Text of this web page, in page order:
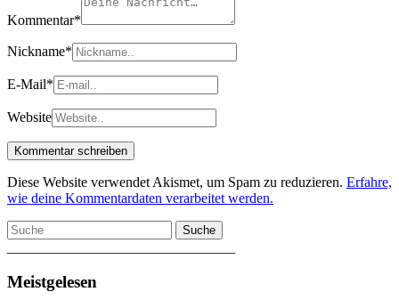
Kommentar*
Nickname*
E-Mail*
Website
Diese Website verwendet Akismet, um Spam zu reduzieren. Erfahre,
wie deine Kommentardaten verarbeitet werden.
Suche
Meistgelesen